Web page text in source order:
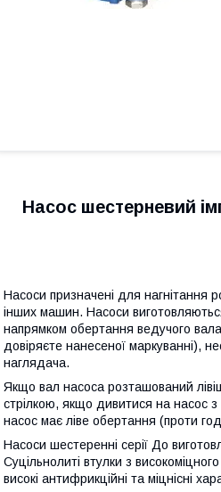
Насос шестерневий
Насоси призначені для нагнітання
інших машин. Насоси
напрямком обертання ведучого
довіряєте нанесеної маркуванні),
наглядача.
Якщо вал насоса розташований
стрілкою, якщо дивитися на насос
насос має ліве обертання (проти
Насоси шестеренні серії До
Суцільнолиті втулки з
високі антифрикційні та міцнісні